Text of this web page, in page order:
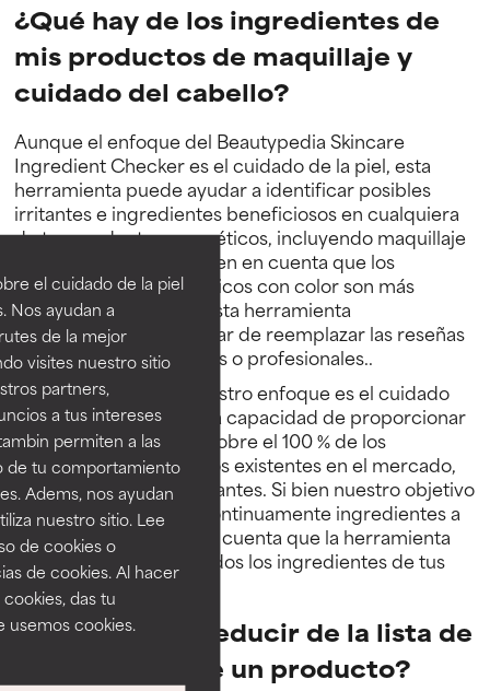
el cuidado de la piel
Nos ayudan a
de la mejor
visites nuestro sitio
partners,
a tus intereses
permiten a las
de tu comportamiento
Adems, nos ayudan
nuestro sitio. Lee
de cookies o
de cookies. Al hacer
das tu
cookies.
¿Qué hay de los ingredientes de
mis productos de maquillaje y
cuidado del cabello?
Aunque el enfoque del Beautypedia Skincare
Ingredient Checker es el cuidado de la piel, esta
herramienta puede ayudar a identificar posibles
irritantes e ingredientes beneficiosos en cualquiera
de tus productos cosméticos, incluyendo maquillaje
y cuidado del cabello. Ten en cuenta que los
atributos de los cosméticos con color son más
subjetivos, por lo que esta herramienta
complementaría en lugar de reemplazar las reseñas
de las fuentes científicas o profesionales..
Nota: Debido a que nuestro enfoque es el cuidado
de la piel, no tenemos la capacidad de proporcionar
información detallada sobre el 100 % de los
ingredientes cosméticos existentes en el mercado,
incluidos muchos colorantes. Si bien nuestro objetivo
es actualizar y añadir continuamente ingredientes a
la base de datos, ten en cuenta que la herramienta
puede no identificar todos los ingredientes de tus
productos cosméticos.
¿Qué puedes deducir de la lista de
ingredientes de un producto?